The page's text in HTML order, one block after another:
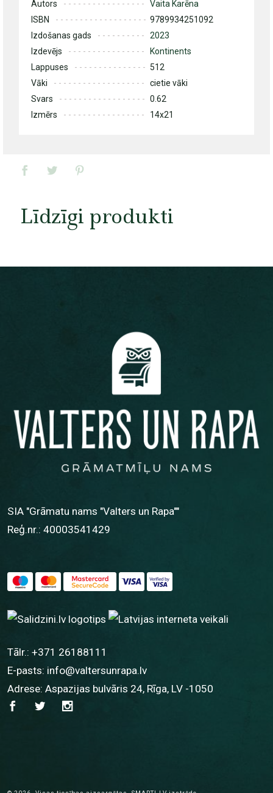
Autors
Vaita Karēna
ISBN
9789934251092
Izdošanas gads
2023
Izdevējs
Kontinents
Lappuses
512
Vāki
cietie vāki
Svars
0.62
Izmērs
14x21
Līdzīgi produkti
SIA "Grāmatu nams "Valters un Rapa""
Reģ.nr.: 40003541429
Tālr.: +371 26188111
E-pasts: info@valtersunrapa.lv
Adrese: Aspazijas bulvāris 24, Rīga, LV -1050